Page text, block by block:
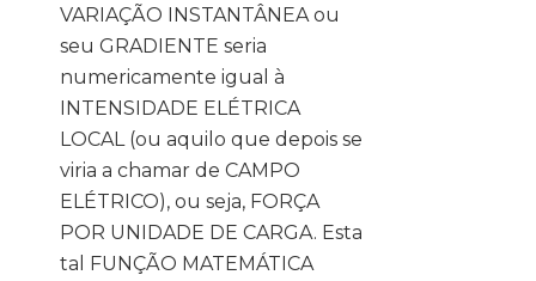
VARIAÇÃO INSTANTÂNEA ou
seu GRADIENTE seria
numericamente igual à
INTENSIDADE ELÉTRICA
LOCAL (ou aquilo que depois se
viria a chamar de CAMPO
ELÉTRICO), ou seja, FORÇA
POR UNIDADE DE CARGA. Esta
tal FUNÇÃO MATEMÁTICA